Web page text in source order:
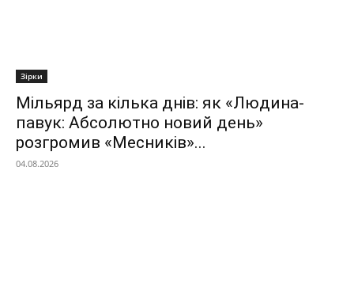
Зірки
Мільярд за кілька днів: як «Людина-
павук: Абсолютно новий день»
розгромив «Месників»...
04.08.2026